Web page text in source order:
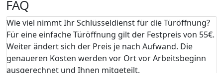
FAQ
Wie viel nimmt Ihr Schlüsseldienst für die Türöffnung?
Für eine einfache Türöffnung gilt der Festpreis von 55€.
Weiter ändert sich der Preis je nach Aufwand. Die
genaueren Kosten werden vor Ort vor Arbeitsbeginn
ausgerechnet und Ihnen mitgeteilt.